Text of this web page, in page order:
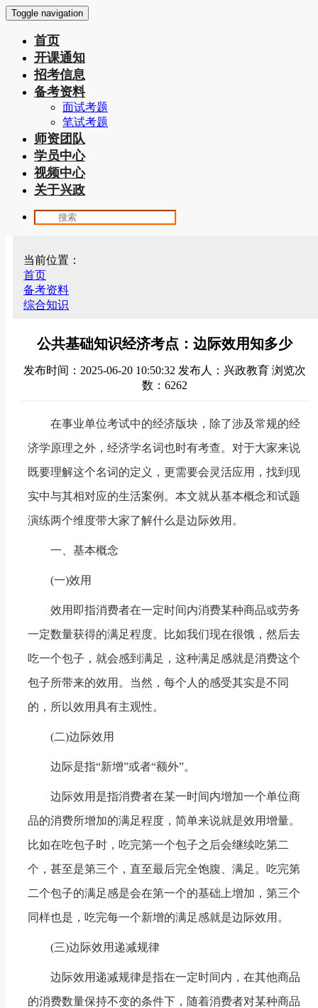
Toggle navigation
首页
开课通知
招考信息
备考资料
面试考题
笔试考题
师资团队
学员中心
视频中心
关于兴政
当前位置：
首页
备考资料
综合知识
公共基础知识经济考点：边际效用知多少
发布时间：2025-06-20 10:50:32 发布人：兴政教育 浏览次
数：6262
在事业单位考试中的经济版块，除了涉及常规的经
济学原理之外，经济学名词也时有考查。对于大家来说
既要理解这个名词的定义，更需要会灵活应用，找到现
实中与其相对应的生活案例。本文就从基本概念和试题
演练两个维度带大家了解什么是边际效用。
一、基本概念
(一)效用
效用即指消费者在一定时间内消费某种商品或劳务
一定数量获得的满足程度。比如我们现在很饿，然后去
吃一个包子，就会感到满足，这种满足感就是消费这个
包子所带来的效用。当然，每个人的感受其实是不同
的，所以效用具有主观性。
(二)边际效用
边际是指“新增”或者“额外”。
边际效用是指消费者在某一时间内增加一个单位商
品的消费所增加的满足程度，简单来说就是效用增量。
比如在吃包子时，吃完第一个包子之后会继续吃第二
个，甚至是第三个，直至最后完全饱腹、满足。吃完第
二个包子的满足感是会在第一个的基础上增加，第三个
同样也是，吃完每一个新增的满足感就是边际效用。
(三)边际效用递减规律
边际效用递减规律是指在一定时间内，在其他商品
的消费数量保持不变的条件下，随着消费者对某种商品